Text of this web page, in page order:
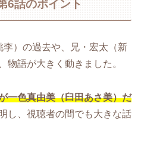
6話のポイント
）の過去や、兄・宏太（新
物語が大きく動きました。
一色真由美（臼田あさ美）だ
し、視聴者の間でも大きな話